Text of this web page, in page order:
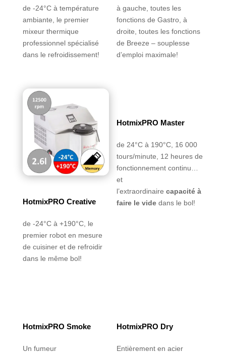
de -24°C à température
ambiante, le premier
mixeur thermique
professionnel spécialisé
dans le refroidissement!
à gauche, toutes les
fonctions de Gastro, à
droite, toutes les fonctions
de Breeze – souplesse
d’emploi maximale!
HotmixPRO Creative
de -24°C à +190°C, le
premier robot en mesure
de cuisiner et de refroidir
dans le même bol!
HotmixPRO Master
de 24°C à 190°C, 16 000
tours/minute, 12 heures de
fonctionnement continu…
et
l’extraordinairecapacité à
faire le vide dans le bol!
HotmixPRO Smoke
Un fumeur
HotmixPRO Dry
Entièrement en acier